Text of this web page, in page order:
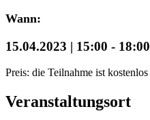
Wann:
15.04.2023 | 15:00 - 18:00
Preis: die Teilnahme ist kostenlos
Veranstaltungsort